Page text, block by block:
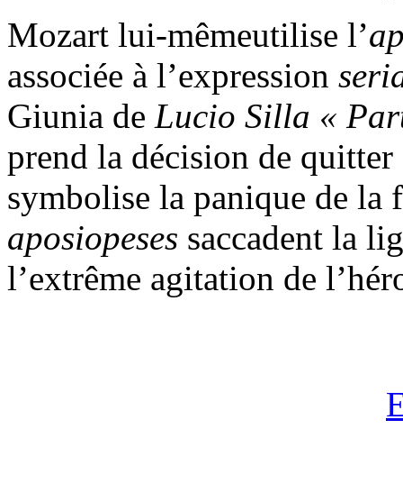
Mozart lui-mêmeutilise l’
associée à l’expression
Giunia de Lucio Silla «
prend la décision de
symbolise la panique de la
aposiopeses saccadent la
l’extrême agitation de